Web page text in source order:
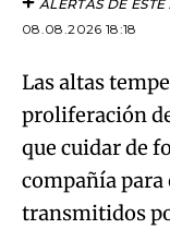
ALERTAS DE ESTE
08.08.2026 18:18
Las altas
proliferación
que cuidar de
compañía
transmitidos